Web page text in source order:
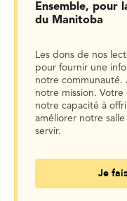
Ensemble, pour
du Manitoba
Les dons de nos
pour fournir une
notre communauté.
notre mission.
notre capacité à
améliorer notre
servir.
Je